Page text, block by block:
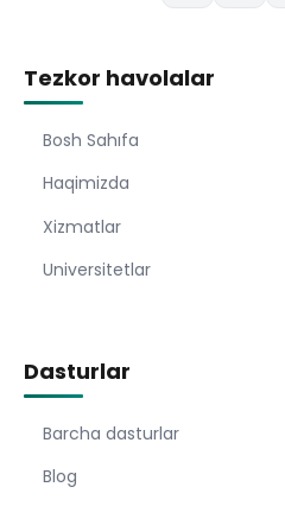
Tezkor havolalar
Bosh Sahıfa
Haqimizda
Xizmatlar
Universitetlar
Dasturlar
Barcha dasturlar
Blog